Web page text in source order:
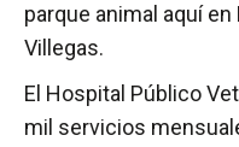
parque animal aquí en
Villegas.
El Hospital Público
mil servicios